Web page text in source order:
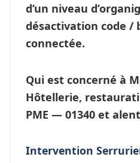
d’un niveau d’
désactivation code /
connectée.
Qui est concerné à
Hôtellerie,
PME — 01340 et
Intervention